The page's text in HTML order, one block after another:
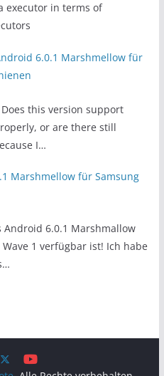
executor in terms of
6.0.1 Marshmellow für
this version support
or are there still
I…
Marshmellow für Samsung
Android 6.0.1 Marshmallow
1 verfügbar ist! Ich habe